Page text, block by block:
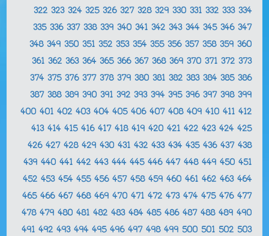
322 323 324 325 326 327 328 329 330 331 332 333 334
335 336 337 338 339 340 341 342 343 344 345 346 347
348 349 350 351 352 353 354 355 356 357 358 359 360
361 362 363 364 365 366 367 368 369 370 371 372 373
374 375 376 377 378 379 380 381 382 383 384 385 386
387 388 389 390 391 392 393 394 395 396 397 398 399
400 401 402 403 404 405 406 407 408 409 410 411 412
413 414 415 416 417 418 419 420 421 422 423 424 425
426 427 428 429 430 431 432 433 434 435 436 437 438
439 440 441 442 443 444 445 446 447 448 449 450 451
452 453 454 455 456 457 458 459 460 461 462 463 464
465 466 467 468 469 470 471 472 473 474 475 476 477
478 479 480 481 482 483 484 485 486 487 488 489 490
491 492 493 494 495 496 497 498 499 500 501 502 503